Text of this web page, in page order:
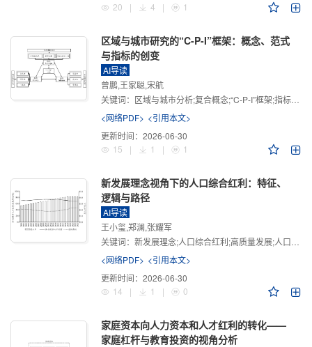
20
| 4 | 1
区域与城市研究的“C-P-I”框架：概念、范式
与指标的创变
AI导读
曾鹏,王家聪,宋航
关键词： 区域与城市分析;复合概念;“C-P-I”框架;指标体系
<网络PDF> <引用本文>
更新时间： 2026-06-30
15
| 1 | 1
新发展理念视角下的人口综合红利：特征、
逻辑与路径
AI导读
王小玺,郑澜,张耀军
关键词： 新发展理念;人口综合红利;高质量发展;人口政策;中国式现代化
<网络PDF> <引用本文>
更新时间： 2026-06-30
14
| 1 | 0
家庭资本向人力资本和人才红利的转化——
家庭杠杆与教育投资的视角分析